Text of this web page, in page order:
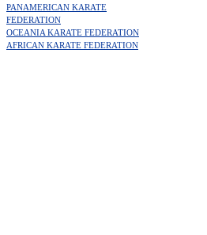
PANAMERICAN KARATE
FEDERATION
OCEANIA KARATE FEDERATION
AFRICAN KARATE FEDERATION